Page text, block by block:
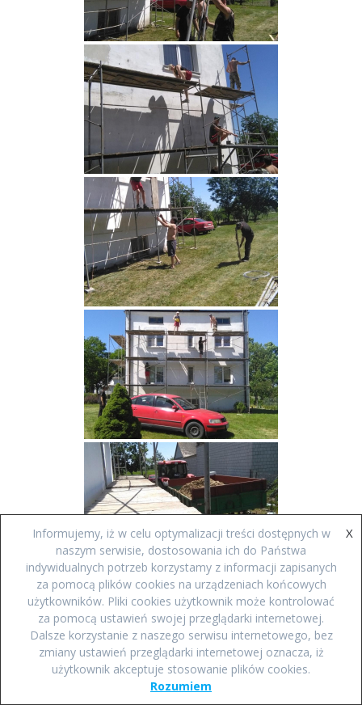
Informujemy, iż w celu optymalizacji treści dostępnych w
naszym serwisie, dostosowania ich do Państwa
indywidualnych potrzeb korzystamy z informacji zapisanych
za pomocą plików cookies na urządzeniach końcowych
użytkowników. Pliki cookies użytkownik może kontrolować
za pomocą ustawień swojej przeglądarki internetowej.
Dalsze korzystanie z naszego serwisu internetowego, bez
zmiany ustawień przeglądarki internetowej oznacza, iż
użytkownik akceptuje stosowanie plików cookies.
X
Rozumiem